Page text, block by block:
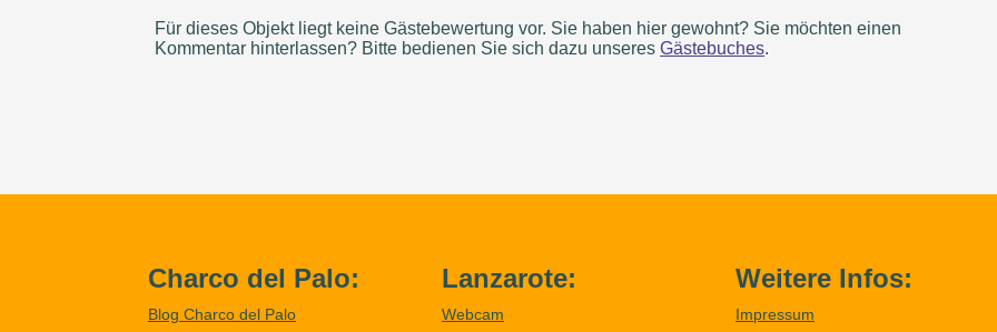
Für dieses Objekt liegt keine Gästebewertung vor. Sie haben hier gewohnt? Sie möchten einen
Kommentar hinterlassen? Bitte bedienen Sie sich dazu unseresGästebuches.
Charco del Palo:
Blog Charco del Palo
Lanzarote:
Webcam
Weitere Infos:
Impressum